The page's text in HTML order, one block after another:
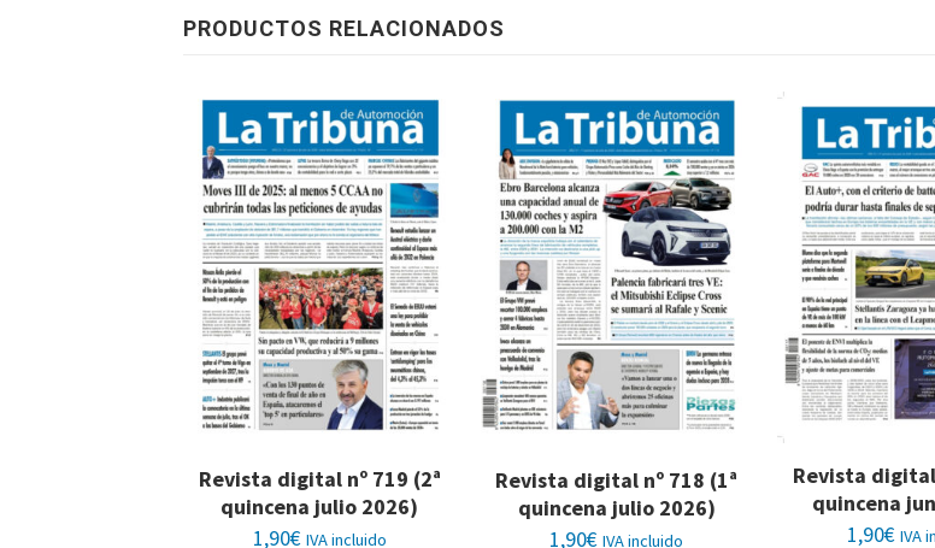
PRODUCTOS RELACIONADOS
Revista digital nº 719 (2ª
quincena julio 2026)
1,90€ IVA incluido
Revista digital nº 718 (1ª
quincena julio 2026)
1,90€ IVA incluido
Revista digital
quincena
1,90€ IVA